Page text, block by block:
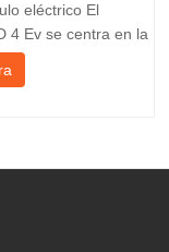
eléctrico El
4 Ev se centra en la
y el desarrollo de
la demanda del